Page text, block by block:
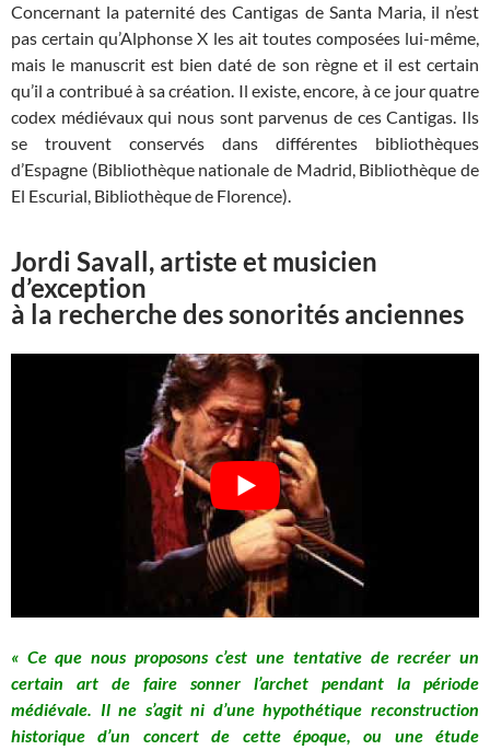
Concernant la paternité des Cantigas de Santa Maria, il n’est
pas certain qu’Alphonse X les ait toutes composées lui-même,
mais le manuscrit est bien daté de son règne et il est certain
qu’il a contribué à sa création. Il existe, encore, à ce jour quatre
codex médiévaux qui nous sont parvenus de ces Cantigas. Ils
se trouvent conservés dans différentes bibliothèques
d’Espagne (Bibliothèque nationale de Madrid, Bibliothèque de
El Escurial, Bibliothèque de Florence).
Jordi Savall, artiste et musicien
d’exception
à la recherche des sonorités anciennes
« Ce que nous proposons c’est une tentative de recréer un
certain art de faire sonner l’archet pendant la période
médiévale. Il ne s’agit ni d’une hypothétique reconstruction
historique d’un concert de cette époque, ou une étude